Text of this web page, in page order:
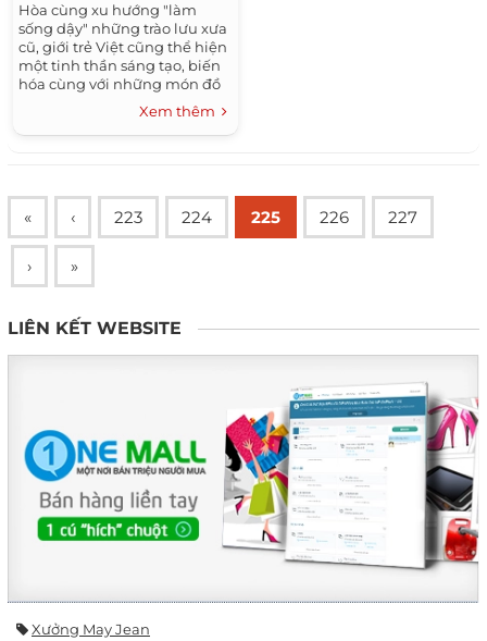
Hòa cùng xu hướng "làm
sống dậy" những trào lưu xưa
cũ, giới trẻ Việt cũng thể hiện
một tinh thần sáng tạo, biến
hóa cùng với những món đồ
có "thâm niên" hàng chục
Xem thêm
« ‹ 223 224 225 226 227
› »
LIÊN KẾT WEBSITE
Xưởng May Jean